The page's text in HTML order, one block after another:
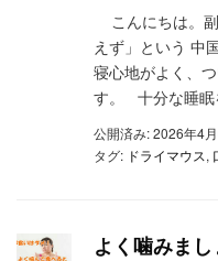
こんにちは。
えず」という 中
寝心地がよく、
す。 十分な睡
公開済み: 2026年4
タグ: ドライマウス,
よく噛みまし